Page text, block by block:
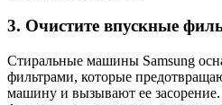
3. Очистите впускные
Стиральные машины Samsung
фильтрами, которые
машину и вызывают ее